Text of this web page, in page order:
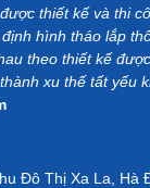
thiết kế và thi
hình tháo lắp
theo thiết kế
xu thế tất yếu
Đô Thị Xa La, Hà